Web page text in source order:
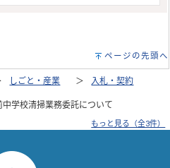
ページの先頭へ
しごと・産業
入札・契約
中学校清掃業務委託について
もっと見る（全3件）